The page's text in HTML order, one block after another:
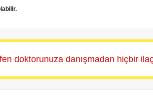
doktorunuza danışmadan hiçbir ilaç